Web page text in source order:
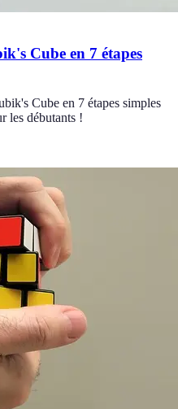
Cube en 7 étapes
Cube en 7 étapes simples
les débutants !